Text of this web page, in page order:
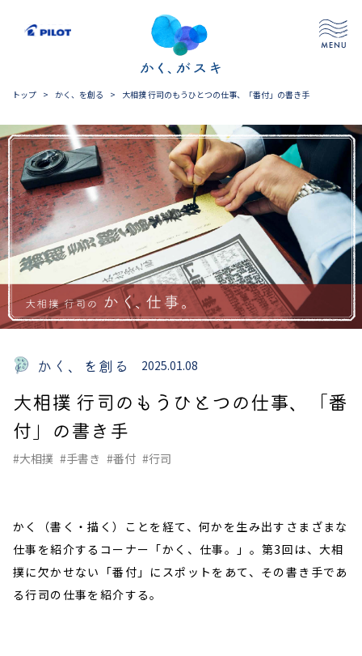
トップ > かく、を創る > 大相撲 行司のもうひとつの仕事、「番付」の書き手
かく、を創る 2025.01.08
大相撲 行司のもうひとつの仕事、「番
付」の書き手
#大相撲 #手書き #番付 #行司
かく（書く・描く）ことを経て、何かを生み出すさまざまな
仕事を紹介するコーナー「かく、仕事。」。第3回は、大相
撲に欠かせない「番付」にスポットをあて、その書き手であ
る行司の仕事を紹介する。